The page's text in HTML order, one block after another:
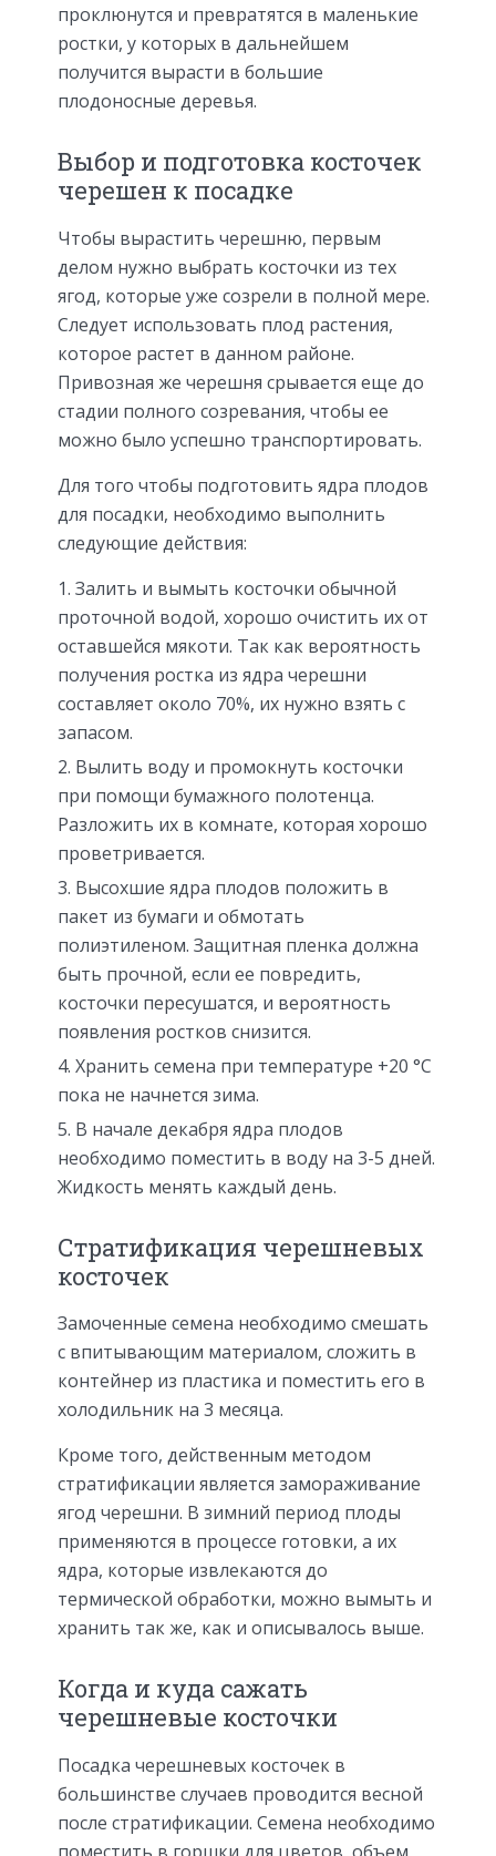
проклюнутся и превратятся в маленькие
ростки, у которых в дальнейшем
получится вырасти в большие
плодоносные деревья.
Выбор и подготовка косточек
черешен к посадке
Чтобы вырастить черешню, первым
делом нужно выбрать косточки из тех
ягод, которые уже созрели в полной мере.
Следует использовать плод растения,
которое растет в данном районе.
Привозная же черешня срывается еще до
стадии полного созревания, чтобы ее
можно было успешно транспортировать.
Для того чтобы подготовить ядра плодов
для посадки, необходимо выполнить
следующие действия:
Залить и вымыть косточки обычной
проточной водой, хорошо очистить их от
оставшейся мякоти. Так как вероятность
получения ростка из ядра черешни
составляет около 70%, их нужно взять с
запасом.
Вылить воду и промокнуть косточки
при помощи бумажного полотенца.
Разложить их в комнате, которая хорошо
проветривается.
Высохшие ядра плодов положить в
пакет из бумаги и обмотать
полиэтиленом. Защитная пленка должна
быть прочной, если ее повредить,
косточки пересушатся, и вероятность
появления ростков снизится.
Хранить семена при температуре +20 °C
пока не начнется зима.
В начале декабря ядра плодов
необходимо поместить в воду на 3-5 дней.
Жидкость менять каждый день.
Стратификация черешневых
косточек
Замоченные семена необходимо смешать
с впитывающим материалом, сложить в
контейнер из пластика и поместить его в
холодильник на 3 месяца.
Кроме того, действенным методом
стратификации является замораживание
ягод черешни. В зимний период плоды
применяются в процессе готовки, а их
ядра, которые извлекаются до
термической обработки, можно вымыть и
хранить так же, как и описывалось выше.
Когда и куда сажать
черешневые косточки
Посадка черешневых косточек в
большинстве случаев проводится весной
после стратификации. Семена необходимо